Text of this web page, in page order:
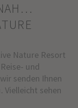
Nature Resort
und
senden Ihnen
Vielleicht sehen